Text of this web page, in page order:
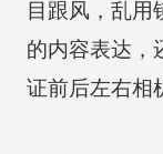
目跟风，乱用
的内容表达，
证前后左右相